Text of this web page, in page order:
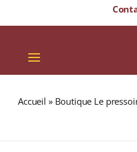
Toggle
Navigation
SPIRITUEUX
Accueil » Boutique Le